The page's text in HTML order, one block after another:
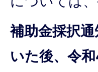
補助金採択
いた後、令